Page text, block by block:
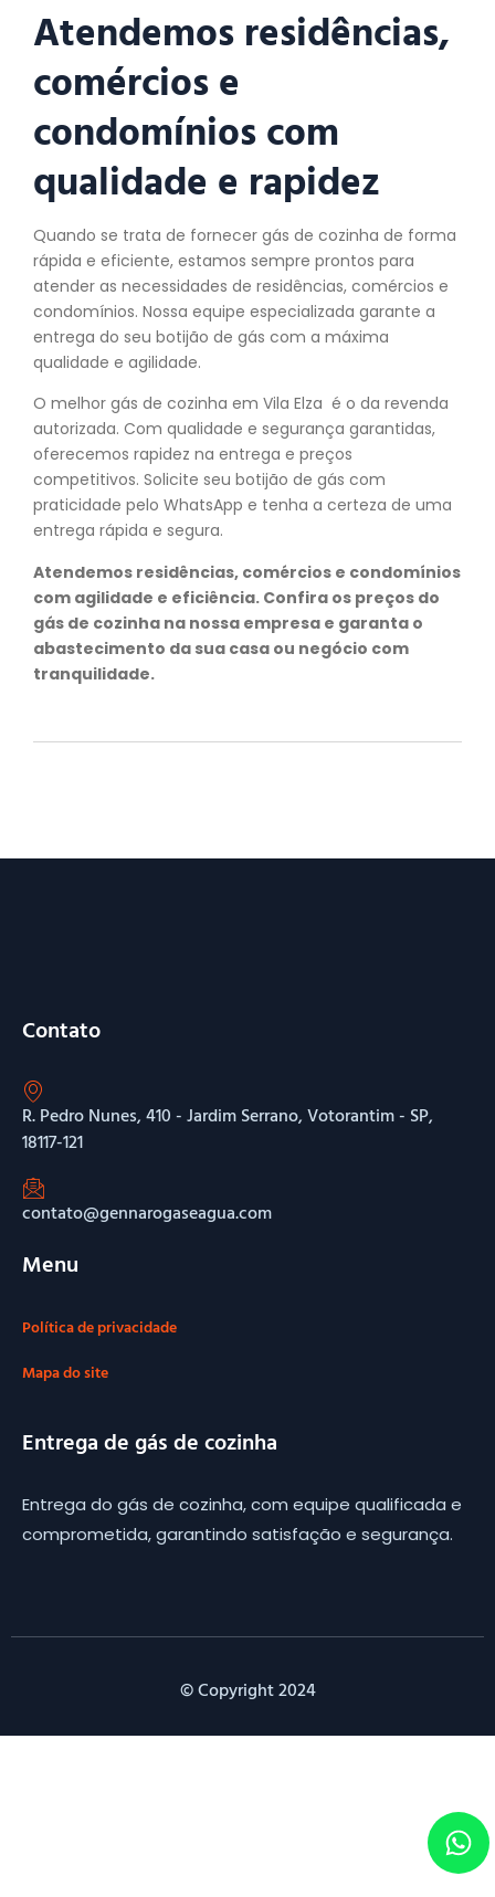
Atendemos residências,
comércios e
condomínios com
qualidade e rapidez
Quando se trata de fornecer gás de cozinha de forma
rápida e eficiente, estamos sempre prontos para
atender as necessidades de residências, comércios e
condomínios. Nossa equipe especializada garante a
entrega do seu botijão de gás com a máxima
qualidade e agilidade.
O melhor gás de cozinha em Vila Elza é o da revenda
autorizada. Com qualidade e segurança garantidas,
oferecemos rapidez na entrega e preços
competitivos. Solicite seu botijão de gás com
praticidade pelo WhatsApp e tenha a certeza de uma
entrega rápida e segura.
Atendemos residências, comércios e condomínios
com agilidade e eficiência. Confira os preços do
gás de cozinha na nossa empresa e garanta o
abastecimento da sua casa ou negócio com
tranquilidade.
Contato
R. Pedro Nunes, 410 - Jardim Serrano, Votorantim - SP,
18117-121
contato@gennarogaseagua.com
Menu
Política de privacidade
Mapa do site
Entrega de gás de cozinha
Entrega do gás de cozinha, com equipe qualificada e
comprometida, garantindo satisfação e segurança.
© Copyright 2024